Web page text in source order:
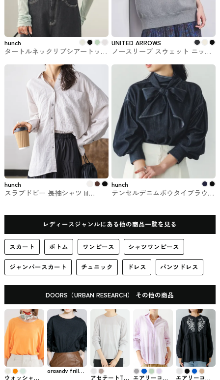
hunch
タートルネックリブシアートップ
UNITED ARROWS
ノースリーブ スウェット ニット2
hunch
スラブドビー 長袖シャツ lil
hunch
テンセルデニムボウタイブラウス
レディースジャンルにある他の商品一覧を見る
スカート ボトム ワンピース シャツワンピース
ジャンパースカート チュニック ドレス パンツドレス
DOORS（URBAN RESEARCH） その他の商品
ウォッシャブ
organdy frill
tee Tシャツ アセテートTブ エアリーコッ エアリーコッ